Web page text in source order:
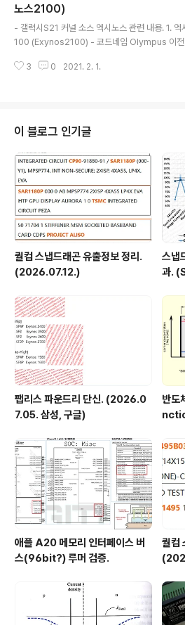
부분일듯한데 갤럭시S21 플러스가 8GB/12GB로
지 구성이 있었으니 비슷하게 갈듯? 칩은
드인에서 개발 정황이 있었고 커널에서 엑시노스
모델명이 있었는데 이 둘은 같은 제품인 것으로 추
근 엑시노스 제품명을 보면 공식적인 제품명이 있
노스2100)
- 갤럭시S21 커널 소스 엑시노스 관련 내용. 1. 엑
100 (Exynos2100) - 코드네임 Olympus 이전
차기 엑시노스, 스냅드래곤 코드네임 (Olympus,
이나믹 전력 상수 757 미들코어 : 880 DMIPS-
다이나믹 전력 상수 528 리틀코어 : 260
다이나믹 전력 상수 89 capacity-dmips-mhz
대값으로 기준 잡기 나름이라서 스냅드래..
3 0 2021. 2. 1.
이 블로그 인기글
퀄컴 스냅드래곤 유출정보 정리.
(2026.07.12.)
스냅
과.
팹리스 파운드리 단신. (2026.0
7.05. 삼성, 구글)
반도
애플 A20 메모리 인터페이스 버
스(96bit?) 루머 검증.
퀄컴